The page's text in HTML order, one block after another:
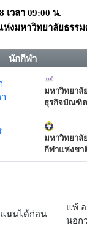
เวลา 09:00 น.
ห่งมหาวิทยาลัยธรร
นักกีฬา
มหาวิทยาลั
ธุรกิจบัณฑิ
มหาวิทยาลั
กีฬาแห่งชา
นนได้ก่อน
แพ้
นอก